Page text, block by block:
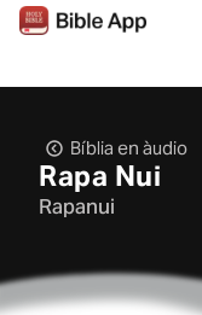
Bíblia en àudio
Rapa Nui
Rapanui